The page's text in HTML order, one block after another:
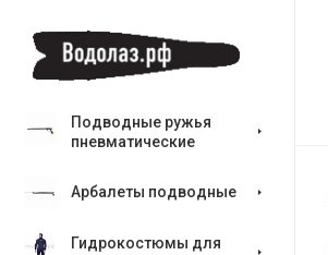
Подводные ружья
пневматические
Арбалеты подводные
Гидрокостюмы для